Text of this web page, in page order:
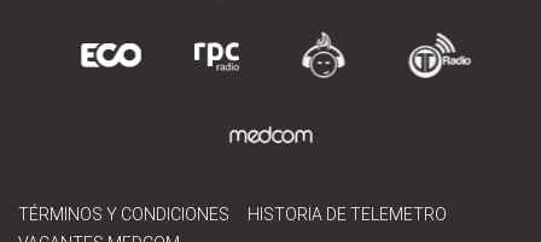
TÉRMINOS Y CONDICIONES
HISTORIA DE TELEMETRO